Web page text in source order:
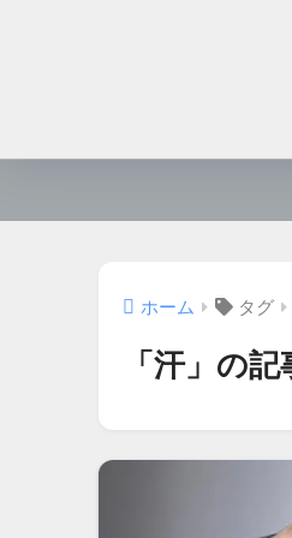
ホーム タグ
「汗」の